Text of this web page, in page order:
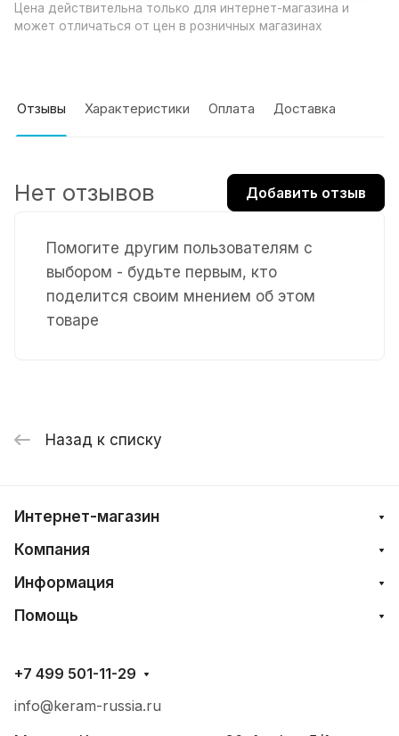
Цена действительна только для интернет-магазина и
может отличаться от цен в розничных магазинах
Отзывы Характеристики Оплата Доставка
Помогите другим пользователям с
выбором - будьте первым, кто
поделится своим мнением об этом
товаре
Нет отзывов Добавить отзыв
Назад к списку
Интернет-магазин
Компания
Информация
Помощь
+7 499 501-11-29
info@keram-russia.ru